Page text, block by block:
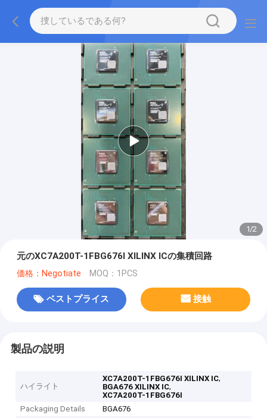
1/2
元のXC7A200T-1FBG676I XILINX ICの集積回路
価格：Negotiate MOQ：1PCS
ベストプライス 接触
製品の説明
ハイライト
XC7A200T-1FBG676I XILINX IC,
BGA676 XILINX IC,
XC7A200T-1FBG676I
Packaging Details
BGA676